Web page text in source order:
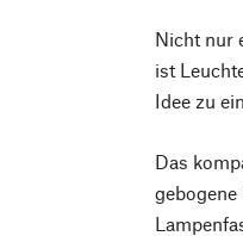
Nicht nur
ist
Idee zu
Das